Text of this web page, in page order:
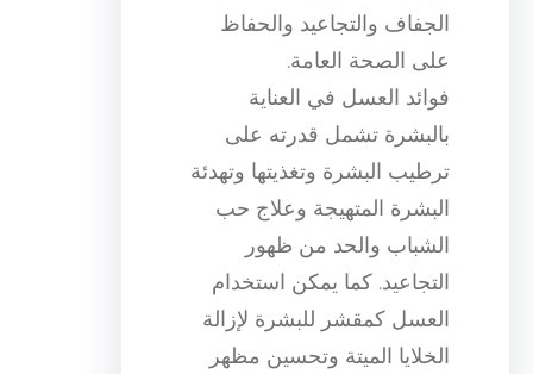
الجفاف والتجاعيد والحفاظ
على الصحة العامة.
فوائد العسل في العناية
بالبشرة تشمل قدرته على
ترطيب البشرة وتغذيتها وتهدئة
البشرة المتهيجة وعلاج حب
الشباب والحد من ظهور
التجاعيد. كما يمكن استخدام
العسل كمقشر للبشرة لإزالة
الخلايا الميتة وتحسين مظهر